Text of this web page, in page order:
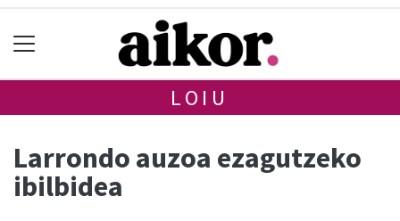
LOIU
Larrondo auzoa ezagutzeko
ibilbidea